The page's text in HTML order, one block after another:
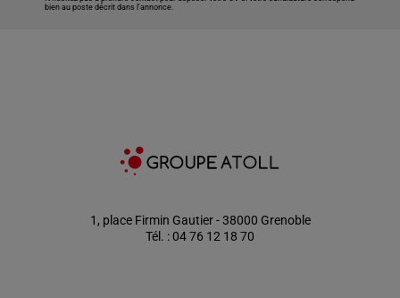
bien au poste décrit dans l'annonce.
1, place Firmin Gautier - 38000 Grenoble
Tél. : 04 76 12 18 70